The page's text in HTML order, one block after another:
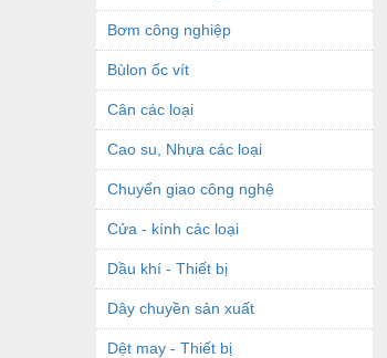
Bơm công nghiệp
Bùlon ốc vít
Cân các loại
Cao su, Nhựa các loại
Chuyển giao công nghệ
Cửa - kính các loại
Dầu khí - Thiết bị
Dây chuyền sản xuất
Dệt may - Thiết bị